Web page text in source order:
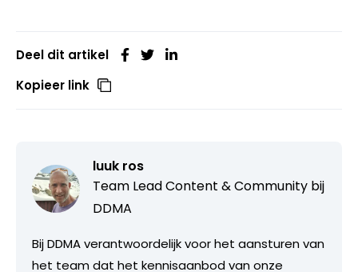
Deel dit artikel
Kopieer link
luuk ros
Team Lead Content & Community bij
DDMA
Bij DDMA verantwoordelijk voor het aansturen van
het team dat het kennisaanbod van onze